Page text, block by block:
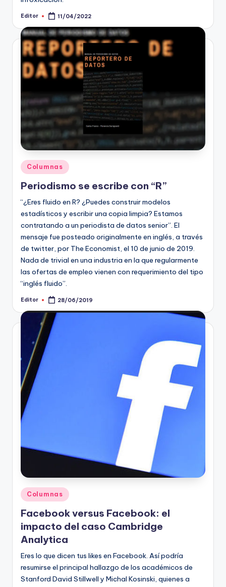
Publicado
Editor 11/04/2022
Publicado
en
Columnas
Periodismo se escribe con “R”
“¿Eres fluido en R? ¿Puedes construir modelos
estadísticos y escribir una copia limpia? Estamos
contratando a un periodista de datos senior”. El
mensaje fue posteado originalmente en inglés, a través
de twitter, por The Economist, el 10 de junio de 2019.
Nada de trivial en una industria en la que regularmente
las ofertas de empleo vienen con requerimiento del tipo
“inglés fluido”.
Publicado
Editor 28/06/2019
Publicado
en
Columnas
Facebook versus Facebook: el
impacto del caso Cambridge
Analytica
Eres lo que dicen tus likes en Facebook. Así podría
resumirse el principal hallazgo de los académicos de
Stanford David Stillwell y Michal Kosinski, quienes a